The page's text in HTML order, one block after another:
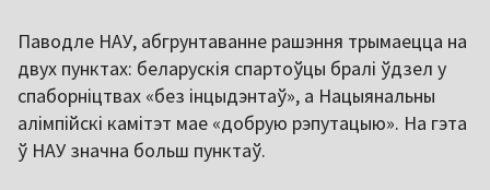
Паводле НАУ, абгрунтаванне рашэння трымаецца на
двух пунктах: беларускія спартоўцы бралі ўдзел у
спаборніцтвах «без інцыдэнтаў», а Нацыянальны
алімпійскі камітэт мае «добрую рэпутацыю». На гэта
ў НАУ значна больш пунктаў.